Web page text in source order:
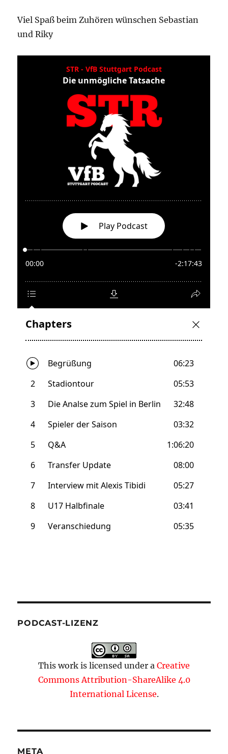
Viel Spaß beim Zuhören wünschen Sebastian
und Riky
PODCAST-LIZENZ
This work is licensed under a Creative
Commons Attribution-ShareAlike 4.0
International License.
META